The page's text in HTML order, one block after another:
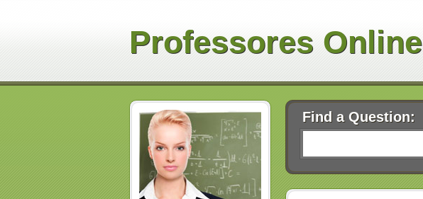
Professores Online
Find a Question: